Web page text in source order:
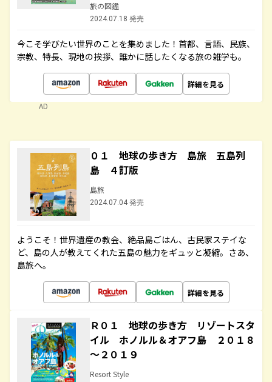
旅の図鑑
2024.07.18 発売
今こそ学びたい世界のことを集めました！首都、言語、民族、
宗教、特長、現地の挨拶、誰かに話したくなる旅の雑学も。
詳細を見る
AD
０１ 地球の歩き方 島旅 五島列
島 ４訂版
島旅
2024.07.04 発売
ようこそ！世界遺産の教会、絶品島ごはん、古民家ステイな
ど、島の人が教えてくれた五島の魅力をギュッと凝縮。さあ、
島旅へ。
詳細を見る
Ｒ０１ 地球の歩き方 リゾートスタ
イル ホノルル＆オアフ島 ２０１８
～２０１９
Resort Style